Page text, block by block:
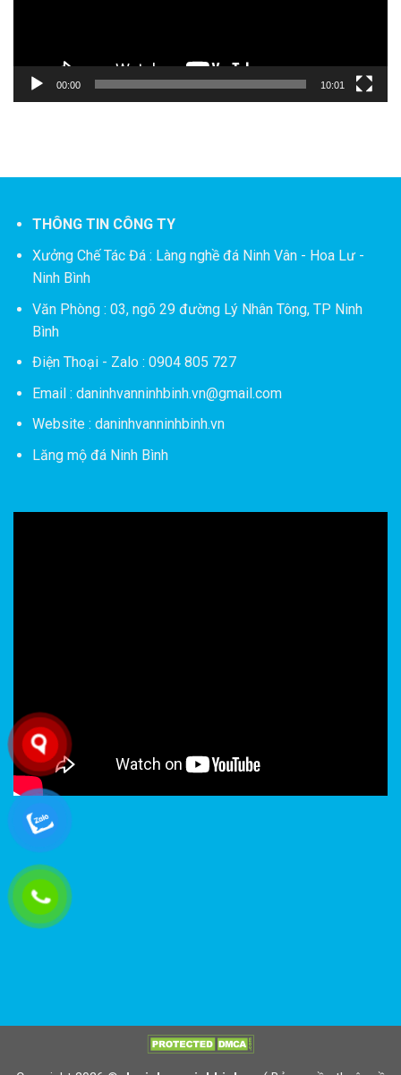
00:00 10:01
THÔNG TIN CÔNG TY
Xưởng Chế Tác Đá : Làng nghề đá Ninh Vân - Hoa Lư -
Ninh Bình
Văn Phòng : 03, ngõ 29 đường Lý Nhân Tông, TP Ninh
Bình
Điện Thoại - Zalo : 0904 805 727
Email : daninhvanninhbinh.vn@gmail.com
Website : daninhvanninhbinh.vn
Lăng mộ đá Ninh Bình